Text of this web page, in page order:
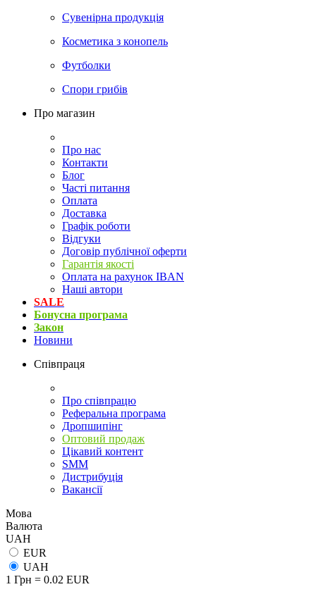
Сувенірна продукція
Косметика з конопель
Футболки
Спори грибів
Про магазин
Про нас
Контакти
Блог
Часті питання
Оплата
Доставка
Графік роботи
Відгуки
Договір публічної оферти
Гарантія якості
Оплата на рахунок IBAN
Наші автори
SALE
Бонусна програма
Закон
Новини
Співпраця
Про співпрацю
Реферальна програма
Дропшипінг
Оптовий продаж
Цікавий контент
SMM
Дистрибуція
Вакансії
Мова
Валюта
UAH
EUR
UAH
1 Грн = 0.02 EUR